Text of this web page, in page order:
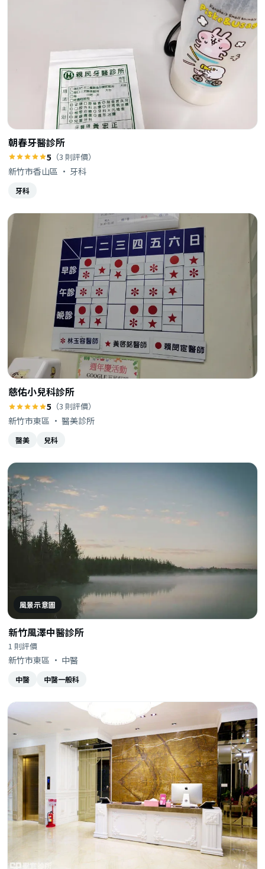
朝春牙醫診所
5 （3 則評價）
新竹市香山區 · 牙科
牙科
慈佑小兒科診所
5 （3 則評價）
新竹市東區 · 醫美診所
醫美 兒科
風景示意圖
新竹風澤中醫診所
1 則評價
新竹市東區 · 中醫
中醫 中醫一般科